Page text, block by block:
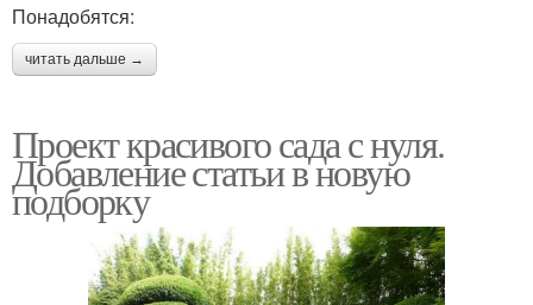
Понадобятся:
читать дальше →
Проект красивого сада с нуля.
Добавление статьи в новую
подборку